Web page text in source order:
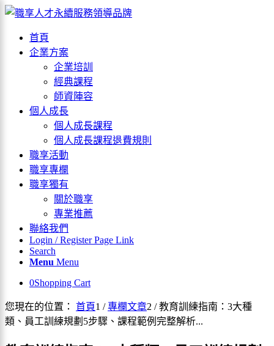
首頁
企業方案
企業培訓
經典課程
師資陣容
個人成長
個人成長課程
個人成長課程退費規則
職享活動
職享專欄
職享獨有
關於職享
專業推薦
聯絡我們
Login / Register Page Link
Search
Menu Menu
0Shopping Cart
您現在的位置： 首頁1 / 專欄文章2 / 教育訓練指南：3大種
類、員工訓練規劃5步驟、課程範例完整解析...